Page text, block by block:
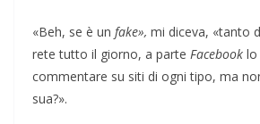
«Beh, se è un fake», mi diceva, «tanto
rete tutto il giorno, a parte Facebook lo
commentare su siti di ogni tipo, ma
sua?».